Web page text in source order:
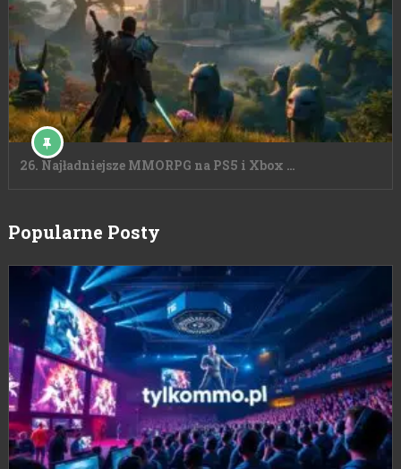
26. Najładniejsze MMORPG na PS5 i Xbox …
Popularne Posty